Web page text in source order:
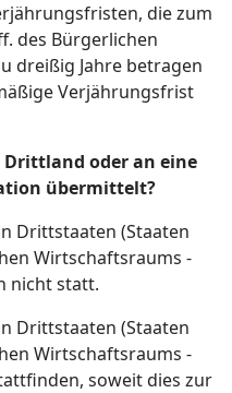
die zum
des Bürgerlichen
dreißig Jahre betragen
Verjährungsfrist
oder an eine
übermittelt?
Drittstaaten (Staaten
Wirtschaftsraums -
nicht statt.
Drittstaaten (Staaten
Wirtschaftsraums -
soweit dies zur